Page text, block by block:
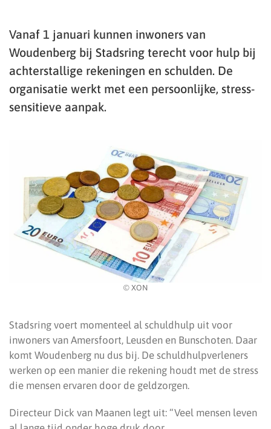
Vanaf 1 januari kunnen inwoners van
Woudenberg bij Stadsring terecht voor hulp bij
achterstallige rekeningen en schulden. De
organisatie werkt met een persoonlijke, stress-
sensitieve aanpak.
© XON
Stadsring voert momenteel al schuldhulp uit voor
inwoners van Amersfoort, Leusden en Bunschoten. Daar
komt Woudenberg nu dus bij. De schuldhulpverleners
werken op een manier die rekening houdt met de stress
die mensen ervaren door de geldzorgen.
Directeur Dick van Maanen legt uit: “Veel mensen leven